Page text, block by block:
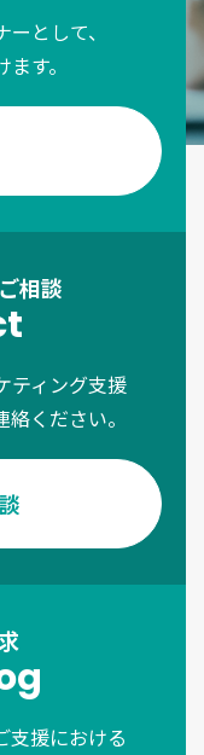
として、
す。
相談
ティング支援
ください。
支援における